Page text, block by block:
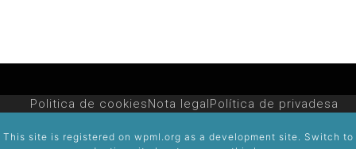
Politica de cookiesNota legalPolítica de privadesa
This site is registered on wpml.org as a development site. Switch to